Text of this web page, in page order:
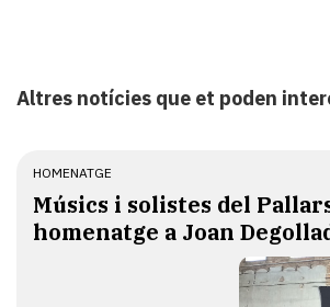
Altres notícies que et poden
HOMENATGE
Músics i solistes del
homenatge a Joan